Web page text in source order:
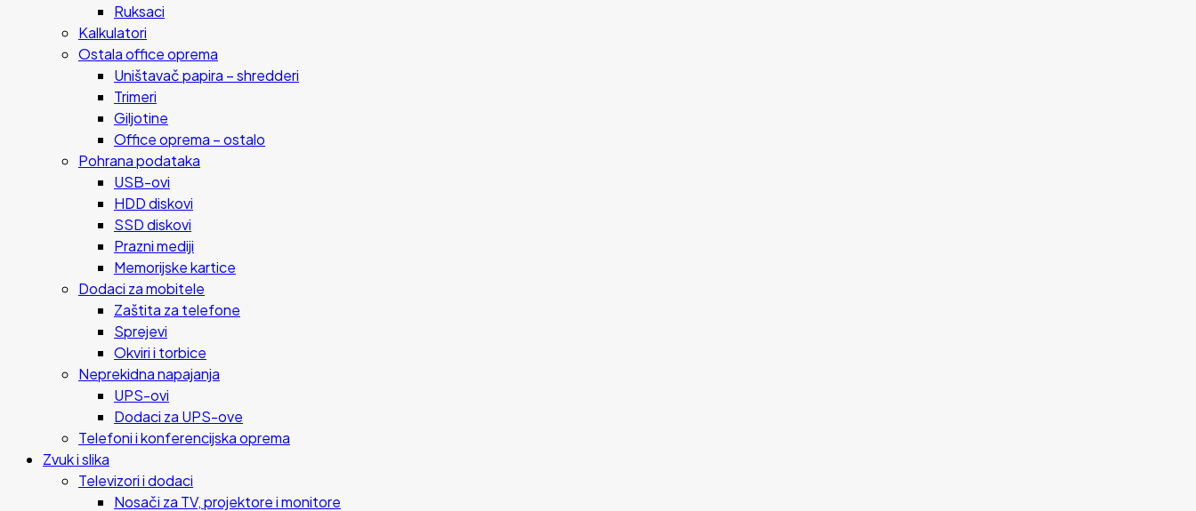
Ruksaci
Kalkulatori
Ostala office oprema
Uništavač papira – shredderi
Trimeri
Giljotine
Office oprema – ostalo
Pohrana podataka
USB-ovi
HDD diskovi
SSD diskovi
Prazni mediji
Memorijske kartice
Dodaci za mobitele
Zaštita za telefone
Sprejevi
Okviri i torbice
Neprekidna napajanja
UPS-ovi
Dodaci za UPS-ove
Telefoni i konferencijska oprema
Zvuk i slika
Televizori i dodaci
Nosači za TV, projektore i monitore